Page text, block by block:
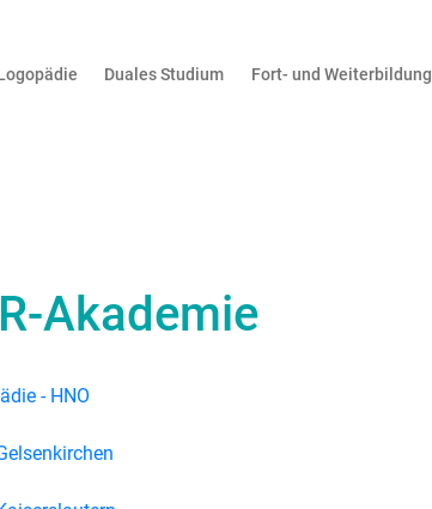
Duales Studium Fort- und Weiterbildung
Akademie
- HNO